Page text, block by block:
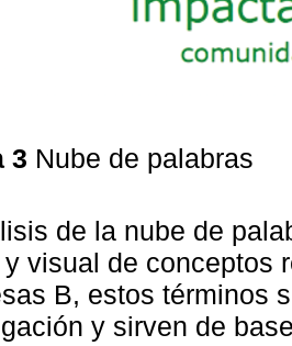
3 Nube de palabras
de la nube de
y visual de conceptos
B, estos términos
y sirven de